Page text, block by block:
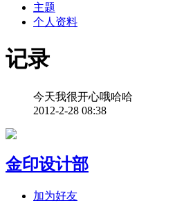
主题
个人资料
记录
今天我很开心哦哈哈
2012-2-28 08:38
金印设计部
加为好友